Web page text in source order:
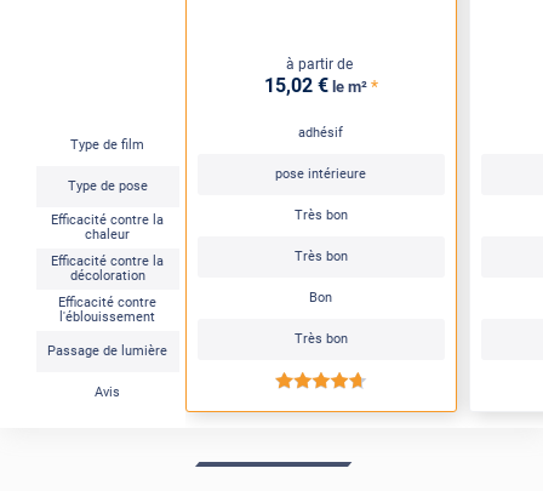
Type de film
Type de pose
Efficacité contre la
chaleur
Efficacité contre la
décoloration
Efficacité contre
l'éblouissement
Passage de lumière
Avis
à partir de
15,02 € le m² *
adhésif
pose intérieure
Très bon
Très bon
Bon
Très bon
*****